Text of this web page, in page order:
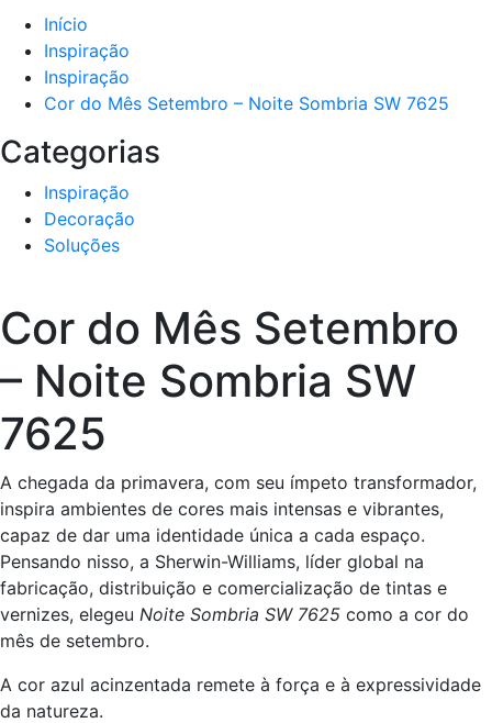
Início
Inspiração
Inspiração
Cor do Mês Setembro – Noite Sombria SW 7625
Categorias
Inspiração
Decoração
Soluções
Cor do Mês Setembro
– Noite Sombria SW
7625
A chegada da primavera, com seu ímpeto transformador,
inspira ambientes de cores mais intensas e vibrantes,
capaz de dar uma identidade única a cada espaço.
Pensando nisso, a Sherwin-Williams, líder global na
fabricação, distribuição e comercialização de tintas e
vernizes, elegeu Noite Sombria SW 7625 como a cor do
mês de setembro.
A cor azul acinzentada remete à força e à expressividade
da natureza.